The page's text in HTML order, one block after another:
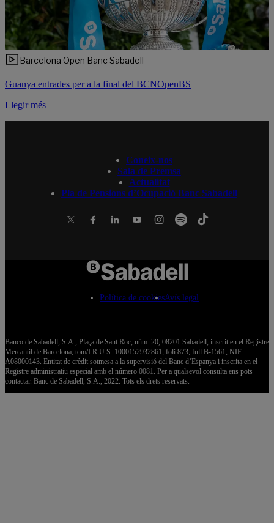
Barcelona Open Banc Sabadell
Guanya entrades per a la final del BCNOpenBS
Llegir més
Coneix-nos
Sala de Premsa
Actualitat
Pla de Pensions d’Ocupació Banc Sabadell
Política de cookiesAvís legal
Banco de Sabadell, S.A., Plaça de Sant Roc, núm. 20, 08201 Sabadell, inscrit en el Registre
Mercantil de Barcelona, tom/I.R.U.S. 1000152932861, foli 873, full B-1561, NIF
A08000143. Entitat de crèdit sotmesa a la supervisió del Banc d’Espanya i inscrita en el
Registre administratiu especial amb el número 0081. Per a qualsevol consulta ens pots
contactar. Banc de Sabadell, S.A., 2022. Tots els drets reservats.